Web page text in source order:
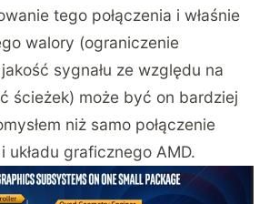
tego połączenia i właśnie
walory (ograniczenie
sygnału ze względu na
ścieżek) może być on bardziej
niż samo połączenie
układu graficznego AMD.